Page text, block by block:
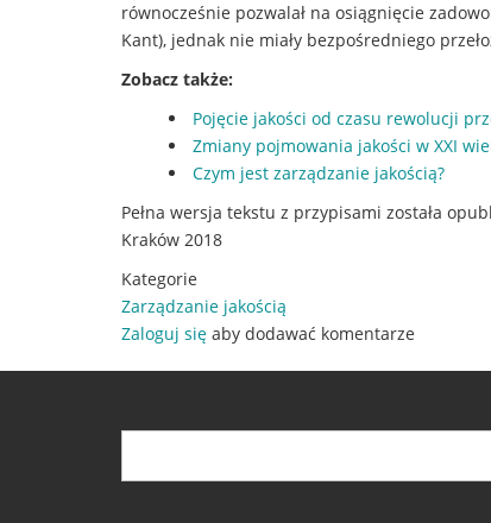
równocześnie pozwalał na osiągnięcie
Kant), jednak nie miały bezpośredniego
Zobacz także:
Pojęcie jakości od czasu rewolucji
Zmiany pojmowania jakości w XXI
Czym jest zarządzanie jakością?
Pełna wersja tekstu z przypisami została
Kraków 2018
Kategorie
Zarządzanie jakością
Zaloguj się aby dodawać komentarze